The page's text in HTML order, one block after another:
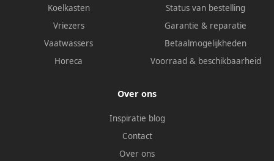
Koelkasten
Vriezers
Vaatwassers
Horeca
Status van bestelling
Garantie & reparatie
Betaalmogelijkheden
Voorraad & beschikbaarheid
Over ons
Inspiratie blog
Contact
Over ons